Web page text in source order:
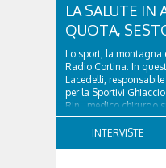
LA SALUTE IN
QUOTA,
Lo sport, la montagna
Radio Cortina. In
Lacedelli,
per la Sportivi
Rin, medico chirurgo
Traumatologia di
INTERVISTE